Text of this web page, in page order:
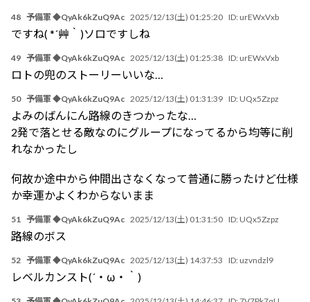
48 予備軍 ◆QyAk6kZuQ9Ac 2025/12/13(土) 01:25:20 ID: urEWxVxb
ですね( *´艸｀)ソロですしね
49 予備軍 ◆QyAk6kZuQ9Ac 2025/12/13(土) 01:25:38 ID: urEWxVxb
ロトの兜のストーリーいいな…
50 予備軍 ◆QyAk6kZuQ9Ac 2025/12/13(土) 01:31:39 ID: UQx5Zzpz
よみのばんにん路線のきつかったな…
2発で落とせる敵なのにグループになってるから均等に削
れなかったし
何故か途中から仲間出さなくなって普通に勝ったけど仕様
か幸運かよくわからないまま
51 予備軍 ◆QyAk6kZuQ9Ac 2025/12/13(土) 01:31:50 ID: UQx5Zzpz
路線のボス
52 予備軍 ◆QyAk6kZuQ9Ac 2025/12/13(土) 14:37:53 ID: uzvndzl9
レベルカンスト(´・ω・｀)